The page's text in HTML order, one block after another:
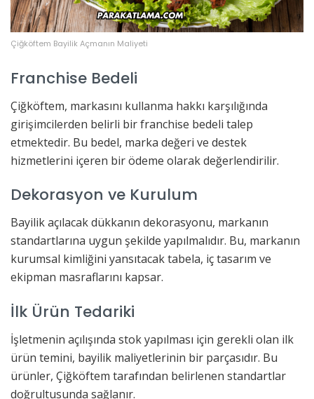
Çiğköftem Bayilik Açmanın Maliyeti
Franchise Bedeli
Çiğköftem, markasını kullanma hakkı karşılığında
girişimcilerden belirli bir franchise bedeli talep
etmektedir. Bu bedel, marka değeri ve destek
hizmetlerini içeren bir ödeme olarak değerlendirilir.
Dekorasyon ve Kurulum
Bayilik açılacak dükkanın dekorasyonu, markanın
standartlarına uygun şekilde yapılmalıdır. Bu, markanın
kurumsal kimliğini yansıtacak tabela, iç tasarım ve
ekipman masraflarını kapsar.
İlk Ürün Tedariki
İşletmenin açılışında stok yapılması için gerekli olan ilk
ürün temini, bayilik maliyetlerinin bir parçasıdır. Bu
ürünler, Çiğköftem tarafından belirlenen standartlar
doğrultusunda sağlanır.